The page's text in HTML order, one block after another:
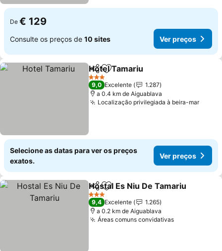
De € 129
Consulte os preços de 10 sites Ver preços
PartilharAdicionar aos favoritos
Hotel Tamariu
3 Estrelas
9,0 Excelente
1.287
a 0.4 km de Aiguablava
Localização privilegiada à beira-marVer
Selecione as datas para ver os preços
exatos.
Ver preços
PartilharAdicionar aos favoritos
Hostal Es Niu De Tamariu
3 Estrelas
9,4 Excelente
1.265
a 0.2 km de Aiguablava
Áreas comuns convidativasVer preços